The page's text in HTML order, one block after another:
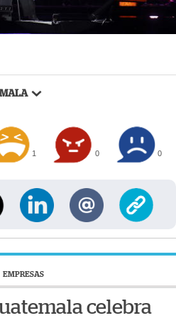
1 0 0
EMPRESAS
celebra